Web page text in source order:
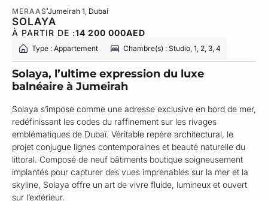
MERAAS Jumeirah 1 , Dubai
SOLAYA
À PARTIR DE :14 200 000AED
Type : Appartement Chambre(s) : Studio, 1, 2, 3, 4
Solaya, l’ultime expression du luxe
balnéaire à Jumeirah
Solaya s’impose comme une adresse exclusive en bord de mer,
redéfinissant les codes du raffinement sur les rivages
emblématiques de Dubaï. Véritable repère architectural, le
projet conjugue lignes contemporaines et beauté naturelle du
littoral. Composé de neuf bâtiments boutique soigneusement
implantés pour capturer des vues imprenables sur la mer et la
skyline, Solaya offre un art de vivre fluide, lumineux et ouvert
sur l’extérieur.